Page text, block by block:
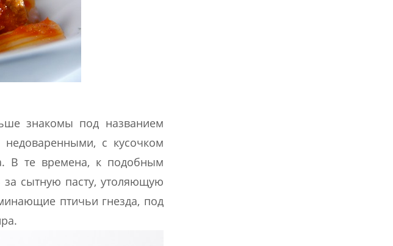
знакомы под названием
с кусочком
В те времена, к подобным
сытную пасту, утоляющую
птичьи гнезда, под